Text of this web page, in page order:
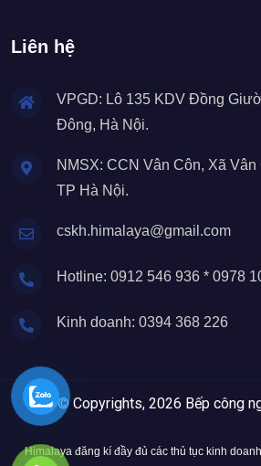
Liên hệ
VPGD: Lô 135 KDV Đồng
Đông, Hà Nội.
NMSX: CCN Vân Côn, Xã
TP Hà Nội.
cskh.himalaya@gmail.com
Hotline: 0912 546 936 * 0978
Kinh doanh: 0394 368 226
© Copyrights, 2026 Bếp công
Himalaya đăng kí đầy đủ các thủ tục kinh